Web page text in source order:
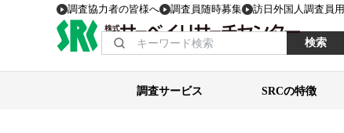
調査協力者の皆様へ 調査員随時募集 訪日外国人調査員用
検索
調査サービス SRCの特徴